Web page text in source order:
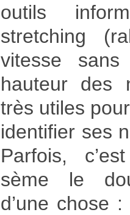
outils
stretching
vitesse
hauteur des
très utiles
identifier ses
Parfois,
sème le
d’une chose